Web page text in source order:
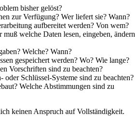
bisher gelöst?
zur Verfügung? Wer liefert sie? Wann?
aufbereitet werden? Von wem?
muß welche Daten lesen, eingeben, ändern
Welche? Wann?
gespeichert werden? Wo? Wie lange?
Vorschriften sind zu beachten?
oder Schlüssel-Systeme sind zu beachten?
Welche Abstimmungen sind zu
keinen Anspruch auf Vollständigkeit.